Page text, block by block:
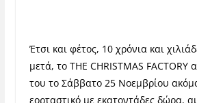
Έτσι και φέτος, 10 χρόνια και
μετά, το THE CHRISTMAS FACTORY
του το Σάββατο 25 Νοεμβρίου
εορταστικό με εκατοντάδες δώρα,